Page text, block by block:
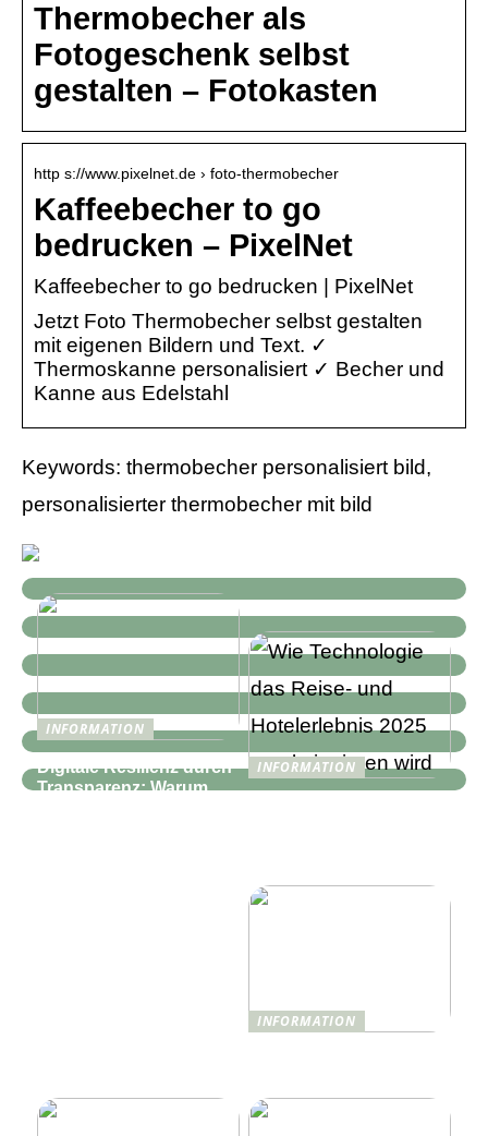
Thermobecher als
Fotogeschenk selbst
gestalten – Fotokasten
http s://www.pixelnet.de › foto-thermobecher
Kaffeebecher to go
bedrucken – PixelNet
Kaffeebecher to go bedrucken | PixelNet
Jetzt Foto Thermobecher selbst gestalten
mit eigenen Bildern und Text. ✓
Thermoskanne personalisiert ✓ Becher und
Kanne aus Edelstahl
Keywords: thermobecher personalisiert bild,
personalisierter thermobecher mit bild
INFORMATION
Digitale Resilienz durch
Transparenz: Warum
INFORMATION
INFORMATION